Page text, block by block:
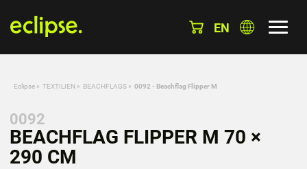
EN
Eclipse » TEXTILIEN » BEACHFLAGS » 0092 - Beachflag Flipper M
0092
BEACHFLAG FLIPPER M 70 ×
290 CM